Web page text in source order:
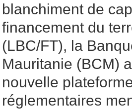
blanchiment de
financement du
(LBC/FT), la
Mauritanie (BCM)
nouvelle
réglementaires